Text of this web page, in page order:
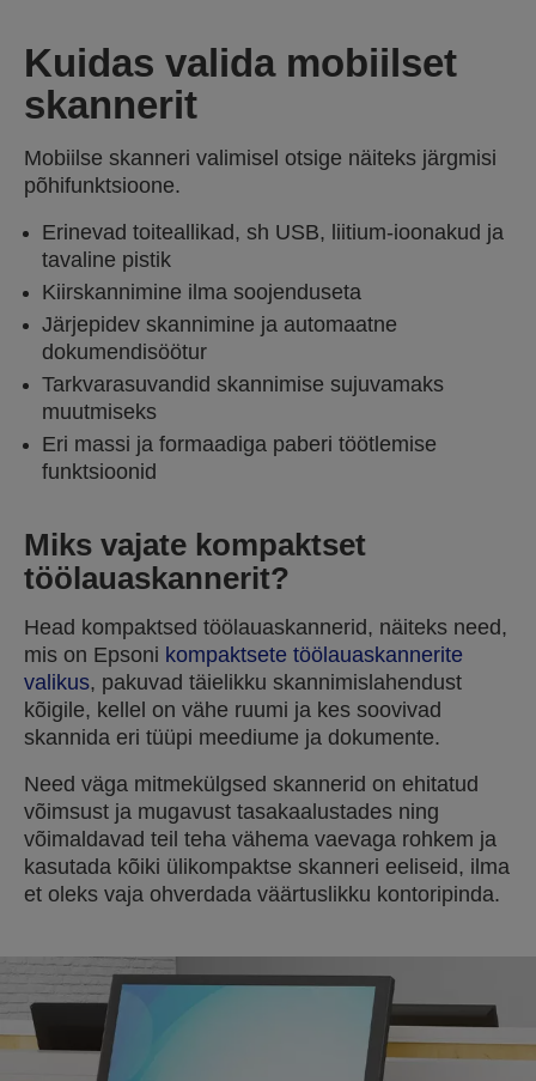
Kuidas valida mobiilset
skannerit
Mobiilse skanneri valimisel otsige näiteks järgmisi
põhifunktsioone.
Erinevad toiteallikad, sh USB, liitium-ioonakud ja
tavaline pistik
Kiirskannimine ilma soojenduseta
Järjepidev skannimine ja automaatne
dokumendisöötur
Tarkvarasuvandid skannimise sujuvamaks
muutmiseks
Eri massi ja formaadiga paberi töötlemise
funktsioonid
Miks vajate kompaktset
töölauaskannerit?
Head kompaktsed töölauaskannerid, näiteks need,
mis on Epsoni kompaktsete töölauaskannerite
valikus, pakuvad täielikku skannimislahendust
kõigile, kellel on vähe ruumi ja kes soovivad
skannida eri tüüpi meediume ja dokumente.
Need väga mitmekülgsed skannerid on ehitatud
võimsust ja mugavust tasakaalustades ning
võimaldavad teil teha vähema vaevaga rohkem ja
kasutada kõiki ülikompaktse skanneri eeliseid, ilma
et oleks vaja ohverdada väärtuslikku kontoripinda.